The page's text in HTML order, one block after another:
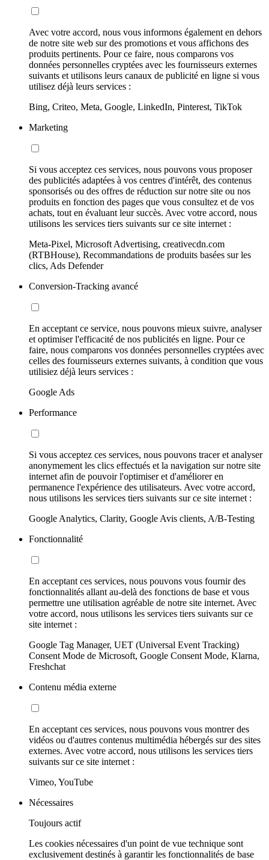
Avec votre accord, nous vous informons également en dehors
de notre site web sur des promotions et vous affichons des
produits pertinents. Pour ce faire, nous comparons vos
données personnelles cryptées avec les fournisseurs externes
suivants et utilisons leurs canaux de publicité en ligne si vous
utilisez déjà leurs services :
Bing, Criteo, Meta, Google, LinkedIn, Pinterest, TikTok
Marketing
Si vous acceptez ces services, nous pouvons vous proposer
des publicités adaptées à vos centres d'intérêt, des contenus
sponsorisés ou des offres de réduction sur notre site ou nos
produits en fonction des pages que vous consultez et de vos
achats, tout en évaluant leur succès. Avec votre accord, nous
utilisons les services tiers suivants sur ce site internet :
Meta-Pixel, Microsoft Advertising, creativecdn.com
(RTBHouse), Recommandations de produits basées sur les
clics, Ads Defender
Conversion-Tracking avancé
En acceptant ce service, nous pouvons mieux suivre, analyser
et optimiser l'efficacité de nos publicités en ligne. Pour ce
faire, nous comparons vos données personnelles cryptées avec
celles des fournisseurs externes suivants, à condition que vous
utilisiez déjà leurs services :
Google Ads
Performance
Si vous acceptez ces services, nous pouvons tracer et analyser
anonymement les clics effectués et la navigation sur notre site
internet afin de pouvoir l'optimiser et d'améliorer en
permanence l'expérience des utilisateurs. Avec votre accord,
nous utilisons les services tiers suivants sur ce site internet :
Google Analytics, Clarity, Google Avis clients, A/B-Testing
Fonctionnalité
En acceptant ces services, nous pouvons vous fournir des
fonctionnalités allant au-delà des fonctions de base et vous
permettre une utilisation agréable de notre site internet. Avec
votre accord, nous utilisons les services tiers suivants sur ce
site internet :
Google Tag Manager, UET (Universal Event Tracking)
Consent Mode de Microsoft, Google Consent Mode, Klarna,
Freshchat
Contenu média externe
En acceptant ces services, nous pouvons vous montrer des
vidéos ou d'autres contenus multimédia hébergés sur des sites
externes. Avec votre accord, nous utilisons les services tiers
suivants sur ce site internet :
Vimeo, YouTube
Nécessaires
Toujours actif
Les cookies nécessaires d'un point de vue technique sont
exclusivement destinés à garantir les fonctionnalités de base